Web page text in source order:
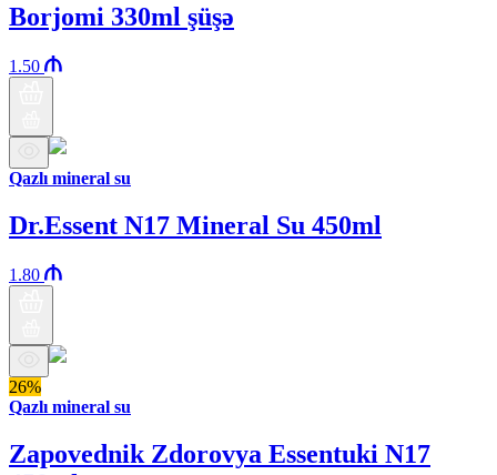
Borjomi 330ml şüşə
1.50
Qazlı mineral su
Dr.Essent N17 Mineral Su 450ml
1.80
26%
Qazlı mineral su
Zapovednik Zdorovya Essentuki N17